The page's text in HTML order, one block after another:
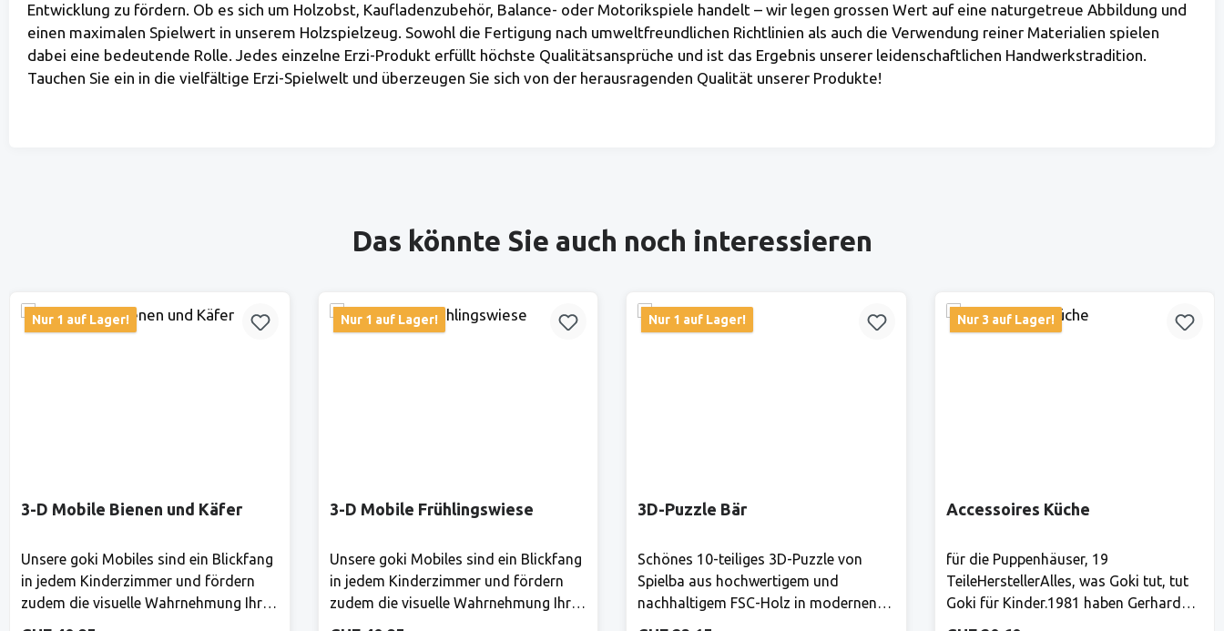
Entwicklung zu fördern. Ob es sich um Holzobst, Kaufladenzubehör, Balance- oder Motorikspiele handelt – wir legen grossen Wert auf eine naturgetreue Abbildung und
einen maximalen Spielwert in unserem Holzspielzeug. Sowohl die Fertigung nach umweltfreundlichen Richtlinien als auch die Verwendung reiner Materialien spielen
dabei eine bedeutende Rolle. Jedes einzelne Erzi-Produkt erfüllt höchste Qualitätsansprüche und ist das Ergebnis unserer leidenschaftlichen Handwerkstradition.
Tauchen Sie ein in die vielfältige Erzi-Spielwelt und überzeugen Sie sich von der herausragenden Qualität unserer Produkte!
Das könnte Sie auch noch interessieren
Nur 1 auf Lager!
3-D Mobile Bienen und Käfer
Unsere goki Mobiles sind ein Blickfang
in jedem Kinderzimmer und fördern
zudem die visuelle Wahrnehmung Ihres
Nur 1 auf Lager!
3-D Mobile Frühlingswiese
Unsere goki Mobiles sind ein Blickfang
in jedem Kinderzimmer und fördern
zudem die visuelle Wahrnehmung Ihres
Nur 1 auf Lager!
3D-Puzzle Bär
Schönes 10-teiliges 3D-Puzzle von
Spielba aus hochwertigem und
nachhaltigem FSC-Holz in modernen
Nur 3 auf Lager!
Accessoires Küche
für die Puppenhäuser, 19
TeileHerstellerAlles, was Goki tut, tut
Goki für Kinder.1981 haben Gerhard